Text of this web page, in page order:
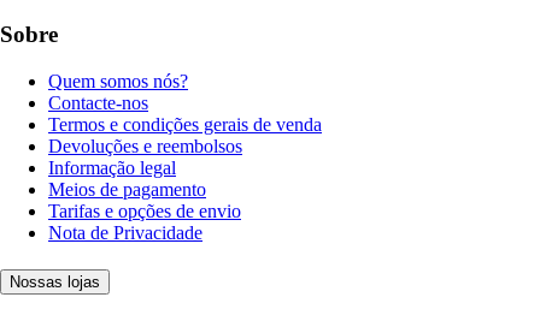
Sobre
Quem somos nós?
Contacte-nos
Termos e condições gerais de venda
Devoluções e reembolsos
Informação legal
Meios de pagamento
Tarifas e opções de envio
Nota de Privacidade
Nossas lojas